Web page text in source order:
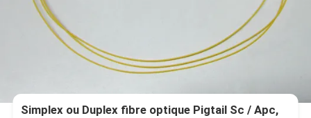
Simplex ou Duplex fibre optique Pigtail Sc / Apc,